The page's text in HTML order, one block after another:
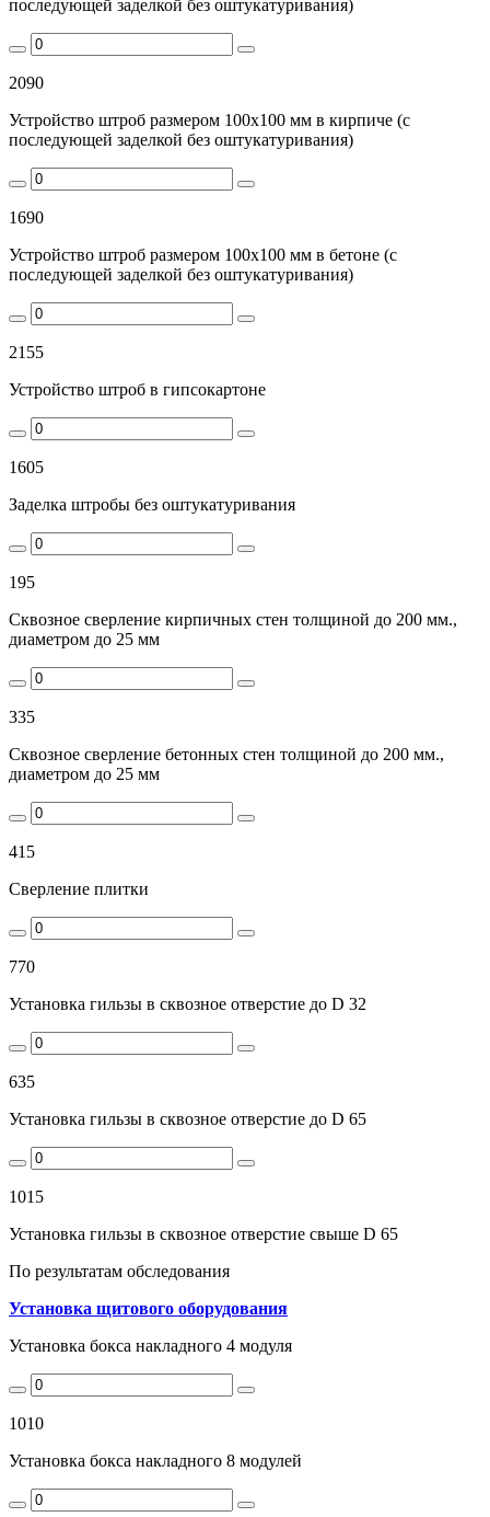
последующей заделкой без оштукатуривания)
2090
Устройство штроб размером 100х100 мм в кирпиче (с
последующей заделкой без оштукатуривания)
1690
Устройство штроб размером 100х100 мм в бетоне (с
последующей заделкой без оштукатуривания)
2155
Устройство штроб в гипсокартоне
1605
Заделка штробы без оштукатуривания
195
Сквозное сверление кирпичных стен толщиной до 200 мм.,
диаметром до 25 мм
335
Сквозное сверление бетонных стен толщиной до 200 мм.,
диаметром до 25 мм
415
Сверление плитки
770
Установка гильзы в сквозное отверстие до D 32
635
Установка гильзы в сквозное отверстие до D 65
1015
Установка гильзы в сквозное отверстие свыше D 65
По результатам обследования
Установка щитового оборудования
Установка бокса накладного 4 модуля
1010
Установка бокса накладного 8 модулей